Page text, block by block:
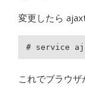
変更したら
# service
これでブラウザ